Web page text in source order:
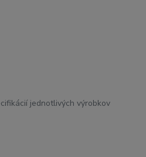
jednotlivých výrobkov